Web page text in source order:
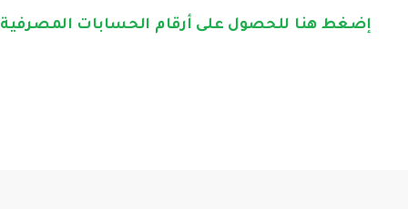
إضغط هنا للحصول على أرقام الحسابات المصرفية